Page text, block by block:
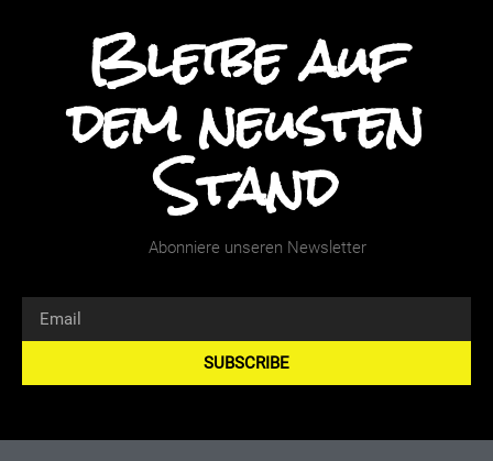
Bleibe auf
dem neusten
Stand
Abonniere unseren Newsletter
SUBSCRIBE